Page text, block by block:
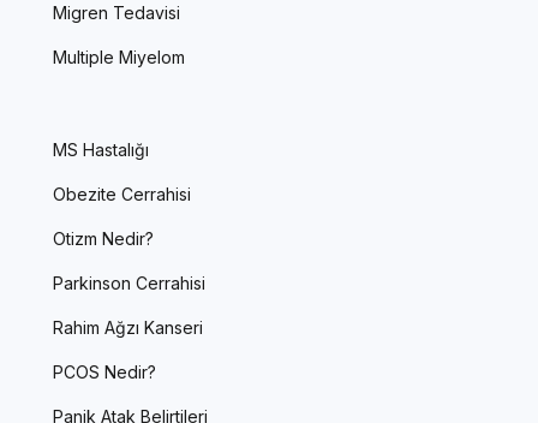
Migren Tedavisi
Multiple Miyelom
MS Hastalığı
Obezite Cerrahisi
Otizm Nedir?
Parkinson Cerrahisi
Rahim Ağzı Kanseri
PCOS Nedir?
Panik Atak Belirtileri